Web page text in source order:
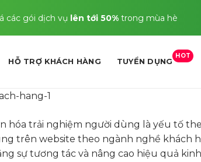
các gói dịch vụ lên tới 50%trong mùa hè
HỖ TRỢ KHÁCH HÀNG TUYỂN DỤNG
HOT
hóa trải nghiệm người dùng là yếu tố
trên website theo ngành nghề khách
sự tương tác và nâng cao hiệu quả